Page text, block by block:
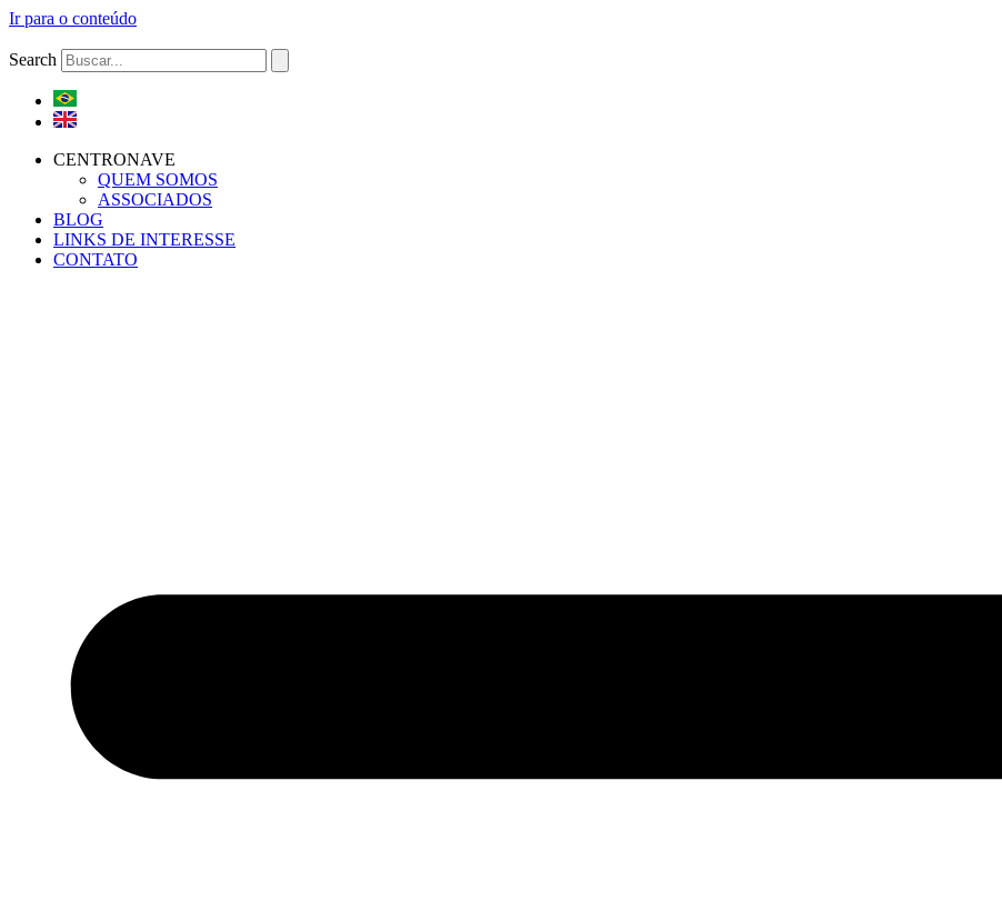
Ir para o conteúdo
Search
CENTRONAVE
QUEM SOMOS
ASSOCIADOS
BLOG
LINKS DE INTERESSE
CONTATO